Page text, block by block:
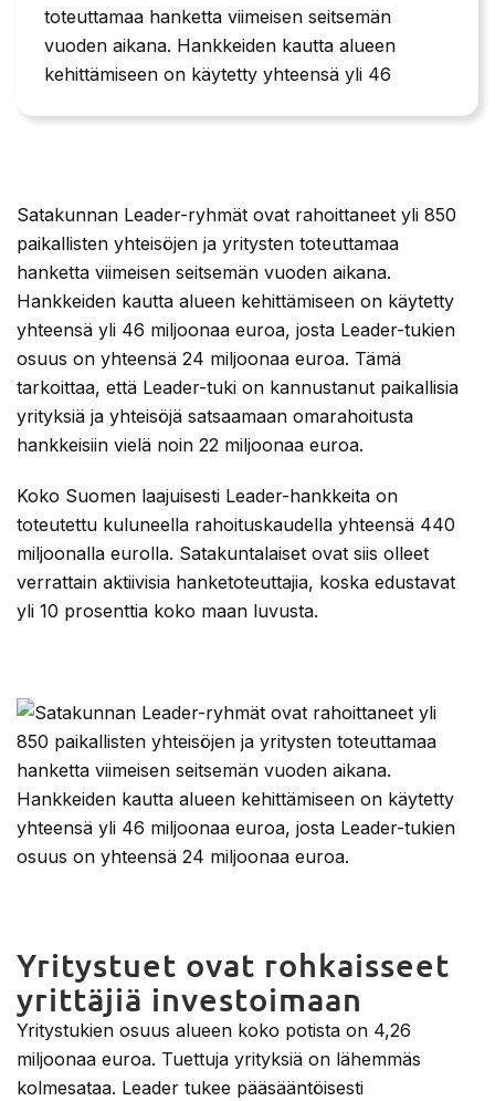
toteuttamaa hanketta viimeisen seitsemän
vuoden aikana. Hankkeiden kautta alueen
kehittämiseen on käytetty yhteensä yli 46
Satakunnan Leader-ryhmät ovat rahoittaneet yli 850
paikallisten yhteisöjen ja yritysten toteuttamaa
hanketta viimeisen seitsemän vuoden aikana.
Hankkeiden kautta alueen kehittämiseen on käytetty
yhteensä yli 46 miljoonaa euroa, josta Leader-tukien
osuus on yhteensä 24 miljoonaa euroa. Tämä
tarkoittaa, että Leader-tuki on kannustanut paikallisia
yrityksiä ja yhteisöjä satsaamaan omarahoitusta
hankkeisiin vielä noin 22 miljoonaa euroa.
Koko Suomen laajuisesti Leader-hankkeita on
toteutettu kuluneella rahoituskaudella yhteensä 440
miljoonalla eurolla. Satakuntalaiset ovat siis olleet
verrattain aktiivisia hanketoteuttajia, koska edustavat
yli 10 prosenttia koko maan luvusta.
Yritystuet ovat rohkaisseet
yrittäjiä investoimaan
Yritystukien osuus alueen koko potista on 4,26
miljoonaa euroa. Tuettuja yrityksiä on lähemmäs
kolmesataa. Leader tukee pääsääntöisesti